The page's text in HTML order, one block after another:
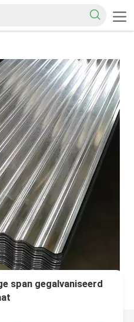
span gegalvaniseerd